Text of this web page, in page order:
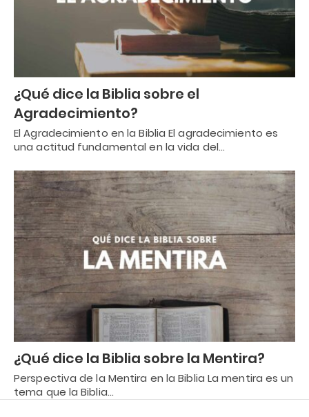
¿Qué dice la Biblia sobre el
Agradecimiento?
El Agradecimiento en la Biblia El agradecimiento es
una actitud fundamental en la vida del…
¿Qué dice la Biblia sobre la Mentira?
Perspectiva de la Mentira en la Biblia La mentira es un
tema que la Biblia…